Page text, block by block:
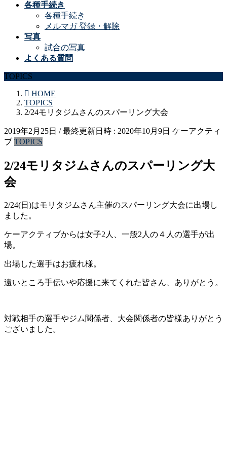
各種手続き
各種手続き
メルマガ 登録・解除
写真
試合の写真
よくある質問
TOPICS
HOME
TOPICS
2/24モリタジムさんのスパーリング大会
2019年2月25日 / 最終更新日時 : 2020年10月9日 ケーアクティ
ブ TOPICS
2/24モリタジムさんのスパーリング大
会
2/24(日)はモリタジムさん主催のスパーリング大会に出場し
ました。
ケーアクティブからは女子2人、一般2人の４人の選手が出
場。
出場した選手はお疲れ様。
遠いところ手伝いや応援に来てくれた皆さん、ありがとう。
対戦相手の選手やジム関係者、大会関係者の皆様ありがとう
ございました。